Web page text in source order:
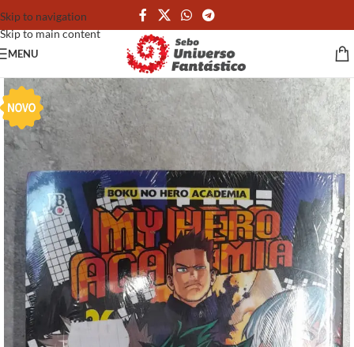
Skip to navigation
Skip to main content
MENU